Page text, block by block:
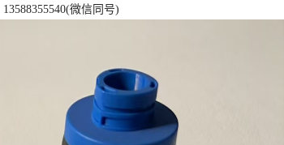
13588355540(微信同号)